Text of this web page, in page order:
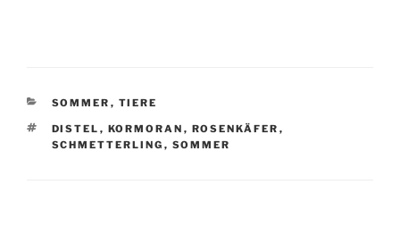
KATEGORIEN
SOMMER , TIERE
SCHLAGWÖRTER
DISTEL , KORMORAN , ROSENKÄFER ,
SCHMETTERLING , SOMMER